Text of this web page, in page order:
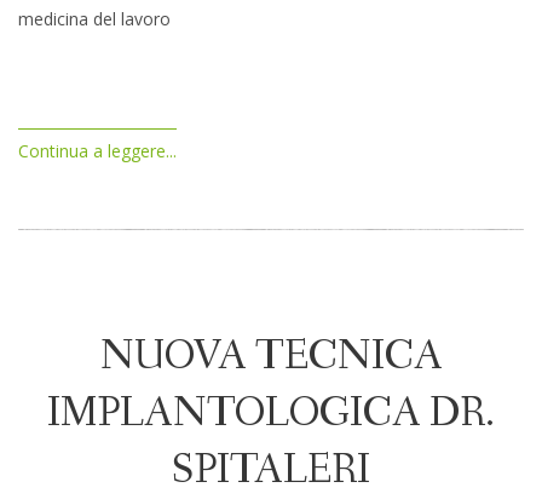
medicina del lavoro
Continua a leggere...
NUOVA TECNICA
IMPLANTOLOGICA DR.
SPITALERI